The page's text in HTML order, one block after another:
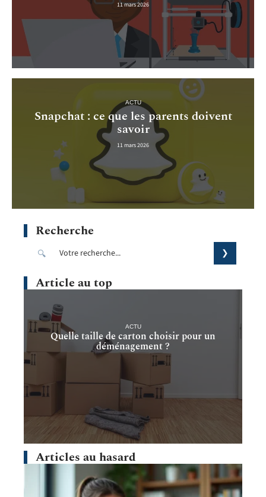
11 mars 2026
ACTU
Snapchat : ce que les parents doivent
savoir
11 mars 2026
Recherche
Article au top
ACTU
Quelle taille de carton choisir pour un
déménagement ?
Articles au hasard